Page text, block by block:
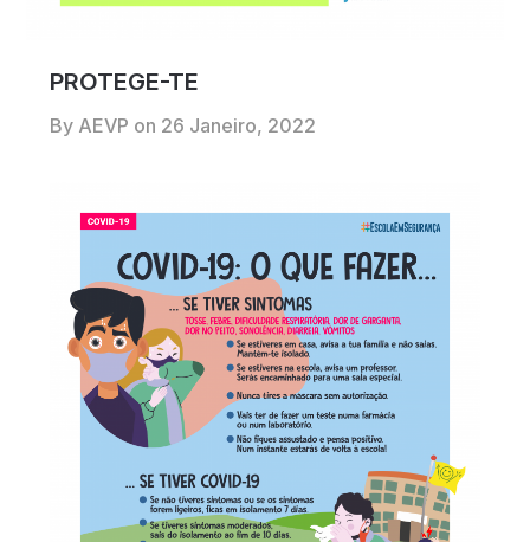
PROTEGE-TE
By AEVP on 26 Janeiro, 2022